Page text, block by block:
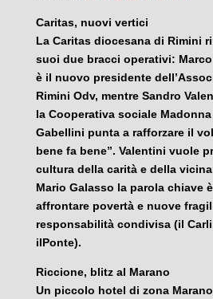
Caritas, nuovi vertici
La Caritas diocesana di Rimini
suoi due bracci operativi:
è il nuovo presidente
Rimini Odv, mentre Sandro
la Cooperativa sociale
Gabellini punta a rafforzare il
bene fa bene”. Valentini vuole
cultura della carità e della
Mario Galasso la parola chiave
affrontare povertà e nuove
responsabilità condivisa (il
ilPonte).
Riccione, blitz al Marano
Un piccolo hotel di zona